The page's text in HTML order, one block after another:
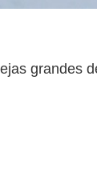
grandes